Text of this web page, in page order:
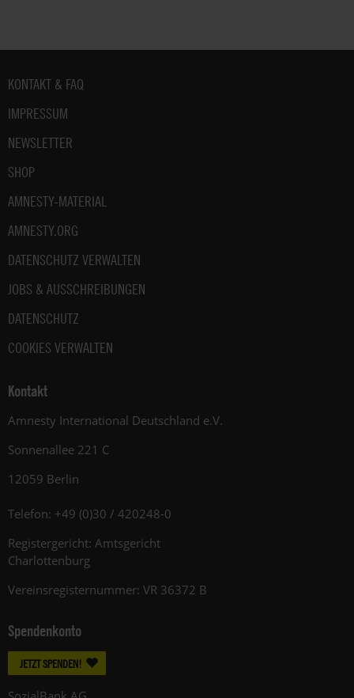
Fußbereich
KONTAKT & FAQ
IMPRESSUM
NEWSLETTER
SHOP
AMNESTY-MATERIAL
AMNESTY.ORG
DATENSCHUTZ VERWALTEN
JOBS & AUSSCHREIBUNGEN
DATENSCHUTZ
COOKIES VERWALTEN
Kontakt
Amnesty International Deutschland e.V.
Sonnenallee 221 C
12059 Berlin
Telefon: +49 (0)30 / 420248-0
Registergericht: Amtsgericht
Charlottenburg
Vereinsregisternummer: VR 36372 B
Spendenkonto
JETZT SPENDEN!